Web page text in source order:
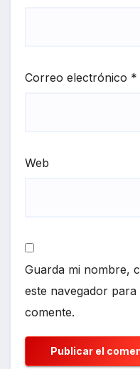
Correo electrónico *
Web
Guarda mi nombre,
este navegador
comente.